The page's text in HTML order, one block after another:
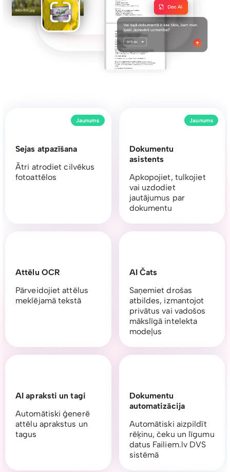
Dokumentu
asistents
Apkopojiet, tulkojiet
vai uzdodiet
jautājumus par
dokumentu
Jaunums
Attēlu OCR
Pārveidojiet attēlus
meklējamā tekstā
AI Čats
Saņemiet drošas
atbildes, izmantojot
privātus vai vadošos
mākslīgā intelekta
modeļus
AI apraksti un tagi
Automātiski ģenerē
attēlu aprakstus un
tagus
Dokumentu
automatizācija
Automātiski aizpildīt
rēķinu, čeku un līgumu
datus Failiem.lv DVS
sistēmā
Sejas atpazīšana
Ātri atrodiet cilvēkus
fotoattēlos
Jaunums